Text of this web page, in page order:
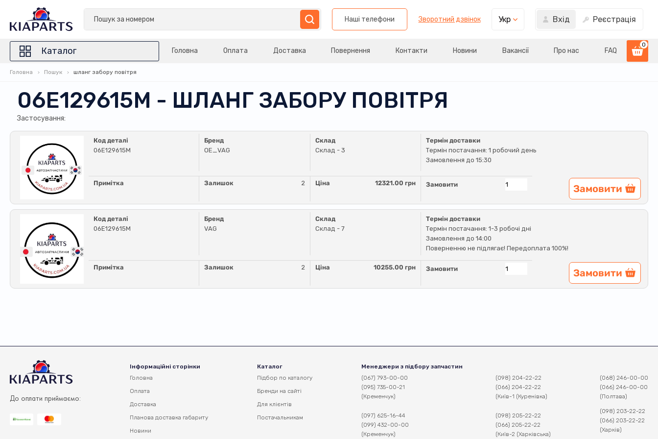
Наші телефони Зворотний дзвінок Укр Вхід Реєстрація
Каталог Головна Оплата Доставка Повернення Контакти Новини Вакансії Про нас FAQ
0
Головна Пошук шланг забору повітря
06E129615M - ШЛАНГ ЗАБОРУ ПОВІТРЯ
Застосування:
Код деталі
06E129615M
Бренд
OE_VAG
Склад
Склад - 3
Термін доставки
Термін постачання: 1 робочий день
Замовлення до 15:30
Примітка Залишок 2 Ціна 12321.00 грн Замовити Замовити
Код деталі
06E129615M
Бренд
VAG
Склад
Склад - 7
Термін доставки
Термін постачання: 1-3 робочі дні
Замовлення до 14:00
Поверненню не підлягає! Передоплата 100%!
Примітка Залишок 2 Ціна 10255.00 грн Замовити Замовити
До оплати приймаємо:
Інформаційні сторінки
Головна
Оплата
Доставка
Планова доставка габариту
Новини
Каталог
Підбор по каталогу
Бренди на сайті
Для клієнтів
Постачальникам
Менеджери з підбору запчастин
(067) 793-00-00
(095) 735-00-21
(Кременчук)
(097) 625-16-44
(099) 432-00-00
(Кременчук)
(098) 204-22-22
(066) 204-22-22
(Київ-1 (Куренівка)
(098) 205-22-22
(066) 205-22-22
(Київ-2 (Харківська)
(068) 246-00-00
(066) 246-00-00
(Полтава)
(098) 203-22-22
(066) 203-22-22
(Харків)